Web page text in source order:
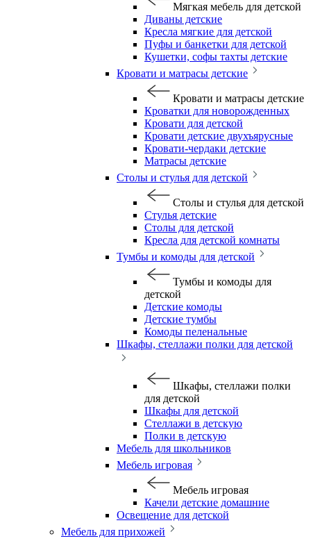
Мягкая мебель для детской
Диваны детские
Кресла мягкие для детской
Пуфы и банкетки для детской
Кушетки, софы тахты детские
Кровати и матрасы детские
Кровати и матрасы детские
Кроватки для новорожденных
Кровати для детской
Кровати детские двухъярусные
Кровати-чердаки детские
Матрасы детские
Столы и стулья для детской
Столы и стулья для детской
Стулья детские
Столы для детской
Кресла для детской комнаты
Тумбы и комоды для детской
Тумбы и комоды для
детской
Детские комоды
Детские тумбы
Комоды пеленальные
Шкафы, стеллажи полки для детской
Шкафы, стеллажи полки
для детской
Шкафы для детской
Стеллажи в детскую
Полки в детскую
Мебель для школьников
Мебель игровая
Мебель игровая
Качели детские домашние
Освещение для детской
Мебель для прихожей